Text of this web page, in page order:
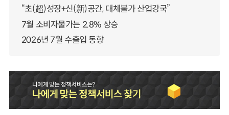
“초(超)성장+신(新)공간, 대체불가 산업강국”
7월 소비자물가는 2.8% 상승
2026년 7월 수출입 동향